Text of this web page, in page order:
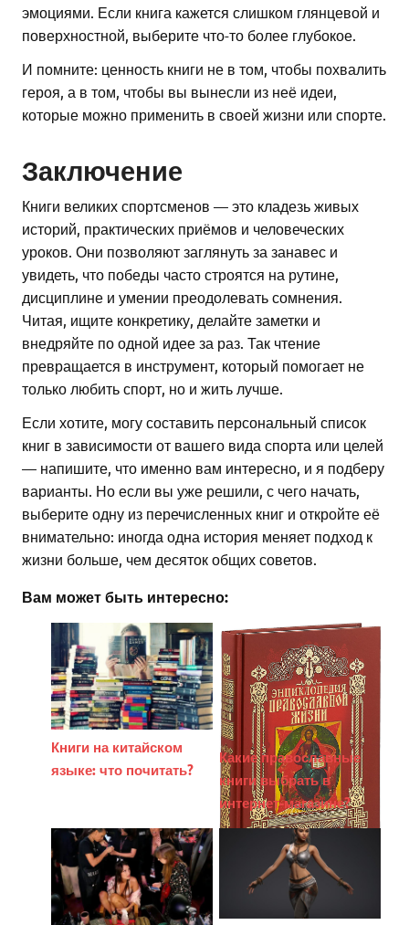
эмоциями. Если книга кажется слишком глянцевой и
поверхностной, выберите что-то более глубокое.
И помните: ценность книги не в том, чтобы похвалить
героя, а в том, чтобы вы вынесли из неё идеи,
которые можно применить в своей жизни или спорте.
Заключение
Книги великих спортсменов — это кладезь живых
историй, практических приёмов и человеческих
уроков. Они позволяют заглянуть за занавес и
увидеть, что победы часто строятся на рутине,
дисциплине и умении преодолевать сомнения.
Читая, ищите конкретику, делайте заметки и
внедряйте по одной идее за раз. Так чтение
превращается в инструмент, который помогает не
только любить спорт, но и жить лучше.
Если хотите, могу составить персональный список
книг в зависимости от вашего вида спорта или целей
— напишите, что именно вам интересно, и я подберу
варианты. Но если вы уже решили, с чего начать,
выберите одну из перечисленных книг и откройте её
внимательно: иногда одна история меняет подход к
жизни больше, чем десяток общих советов.
Вам может быть интересно:
Книги на китайском
языке: что почитать?
Какие православные
книги выбрать в
интернет-магазине?